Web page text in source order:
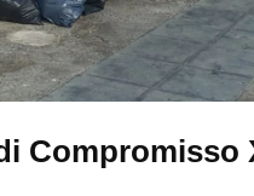
Compromisso